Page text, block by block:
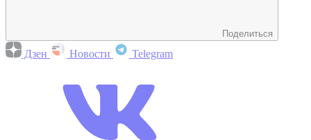
Поделиться
Дзен Новости Telegram